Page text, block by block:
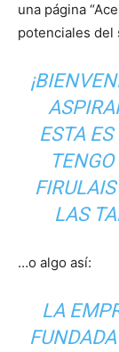
una página
potenciales del
ESTA
LAS
…o algo así:
LA